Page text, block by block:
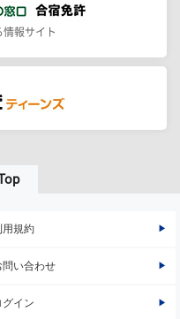
報サイト
用規約
問い合わせ
グイン